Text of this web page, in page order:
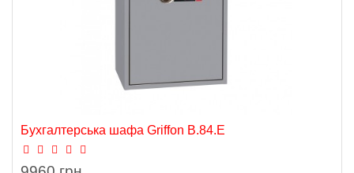
Бухгалтерська шафа Griffon B.84.Е